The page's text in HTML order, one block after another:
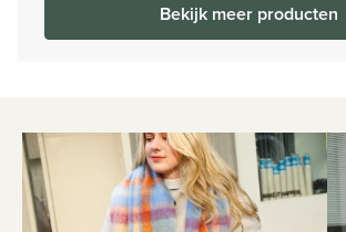
Bekijk meer producten